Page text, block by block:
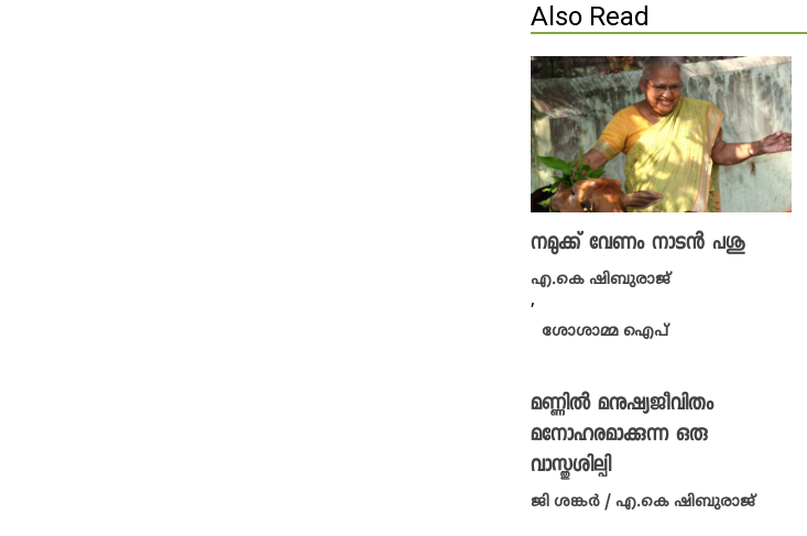
Also Read
നമുക്ക് വേണം നാടൻ പശു
എ.കെ ഷിബുരാജ്
,
ശോശാമ്മ ഐപ്
മണ്ണിൽ മനുഷ്യജീവിതം
മനോഹരമാക്കുന്ന ഒരു
വാസ്തുശില്പി
ജി ശങ്കർ / എ.കെ ഷിബുരാജ്